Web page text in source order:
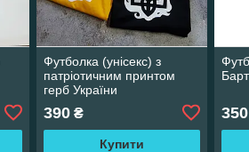
Футболка (унісекс) з
патріотичним принтом
герб України
390₴
Купити
350